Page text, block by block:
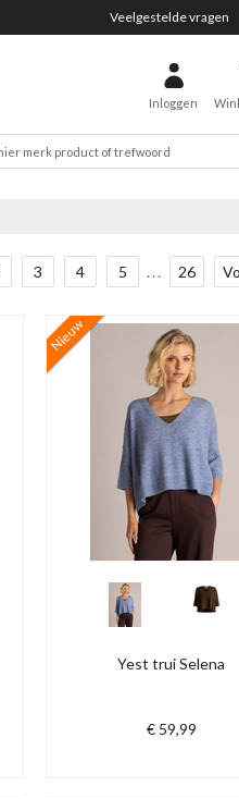
Veelgestelde vragen
Inloggen
3 4 5 ... 26
Nieuw
Yest trui Selena
€ 59,99